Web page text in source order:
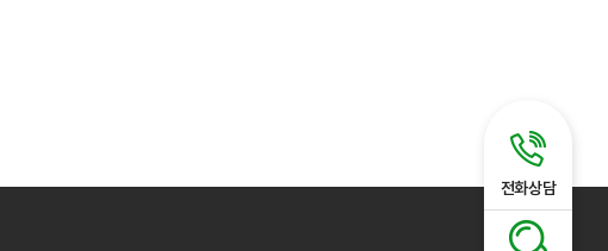
전화상담